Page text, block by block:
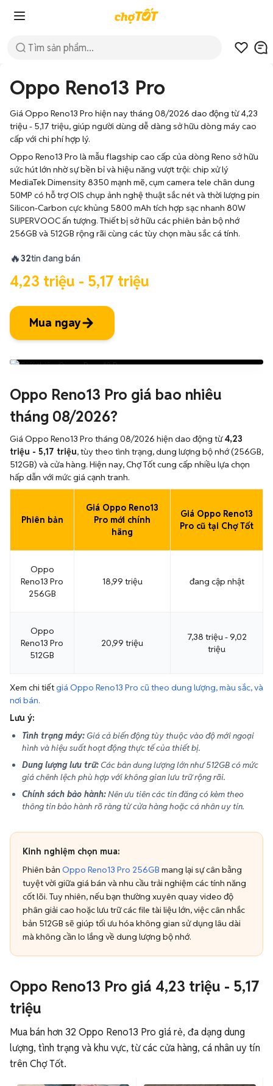
Oppo Reno13 Pro
Giá Oppo Reno13 Pro hiện nay tháng 08/2026 dao động từ 4,23
triệu - 5,17 triệu, giúp người dùng dễ dàng sở hữu dòng máy cao
cấp với chi phí hợp lý.
Oppo Reno13 Pro là mẫu flagship cao cấp của dòng Reno sở hữu
sức hút lớn nhờ sự bền bỉ và hiệu năng vượt trội: chip xử lý
MediaTek Dimensity 8350 mạnh mẽ, cụm camera tele chân dung
50MP có hỗ trợ OIS chụp ảnh nghệ thuật sắc nét và thời lượng pin
Silicon-Carbon cực khủng 5800 mAh tích hợp sạc nhanh 80W
SUPERVOOC ấn tượng. Thiết bị sở hữu các phiên bản bộ nhớ
256GB và 512GB rộng rãi cùng các tùy chọn màu sắc cá tính.
🔥32tin đang bán
4,23 triệu - 5,17 triệu
Mua ngay
Oppo Reno13 Pro giá bao nhiêu
tháng 08/2026?
Giá Oppo Reno13 Pro tháng 08/2026 hiện dao động từ4,23
triệu - 5,17 triệu, tùy theo tình trạng, dung lượng bộ nhớ (256GB,
512GB) và cửa hàng. Hiện nay, Chợ Tốt cung cấp nhiều lựa chọn
hấp dẫn với mức giá cạnh tranh.
Phiên bản
Giá Oppo Reno13
Pro mới chính
hãng
Giá Oppo Reno13
Pro cũ tại Chợ Tốt
Oppo
Reno13 Pro
256GB
18,99 triệu đang cập nhật
Oppo
Reno13 Pro
512GB
20,99 triệu
7,38 triệu - 9,02
triệu
Xem chi tiếtgiá Oppo Reno13 Pro cũ theo dung lượng, màu sắc, và
nơi bán.
Lưu ý:
Tình trạng máy: Giá cả biến động tùy thuộc vào độ mới ngoại
hình và hiệu suất hoạt động thực tế của thiết bị.
Dung lượng lưu trữ: Các bản dung lượng lớn như 512GB có mức
giá chênh lệch phù hợp với không gian lưu trữ rộng rãi.
Chính sách bảo hành:Nên ưu tiên các tin đăng có kèm theo
thông tin bảo hành rõ ràng từ cửa hàng hoặc cá nhân uy tín.
Kinh nghiệm chọn mua:
Phiên bản Oppo Reno13 Pro 256GB mang lại sự cân bằng
tuyệt vời giữa giá bán và nhu cầu trải nghiệm các tính năng
cốt lõi. Tuy nhiên, nếu bạn thường xuyên quay video độ
phân giải cao hoặc lưu trữ các file tài liệu lớn, việc cân nhắc
bản 512GB sẽ giúp tối ưu hóa không gian sử dụng lâu dài
mà không cần lo lắng về dung lượng bộ nhớ.
Oppo Reno13 Pro giá 4,23 triệu - 5,17
triệu
Mua bán hơn 32 Oppo Reno13 Pro giá rẻ, đa dạng dung
lượng, tình trạng và khu vực, từ các cửa hàng, cá nhân uy tín
trên Chợ Tốt.